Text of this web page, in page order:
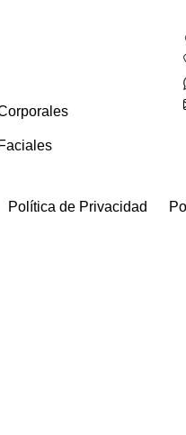
Política de Privacidad